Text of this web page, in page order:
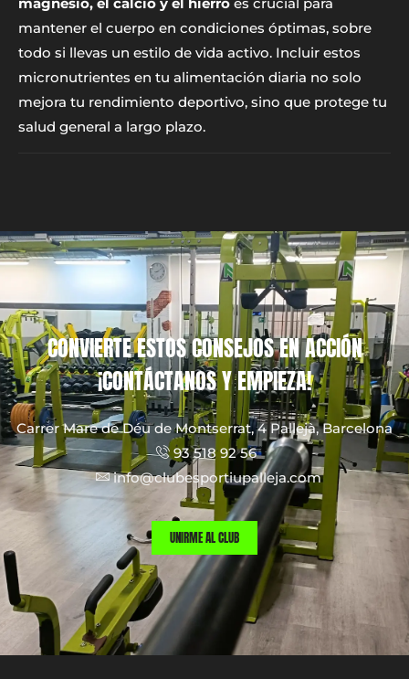
magnesio, el calcio y el hierro es crucial para
mantener el cuerpo en condiciones óptimas, sobre
todo si llevas un estilo de vida activo. Incluir estos
micronutrientes en tu alimentación diaria no solo
mejora tu rendimiento deportivo, sino que protege tu
salud general a largo plazo.
CONVIERTE ESTOS CONSEJOS EN ACCIÓN
¡CONTÁCTANOS Y EMPIEZA!​
Carrer Mare de Déu de Montserrat, 4 Pallejà, Barcelona
93 518 92 56
info@clubesportiupalleja.com
UNIRME AL CLUB